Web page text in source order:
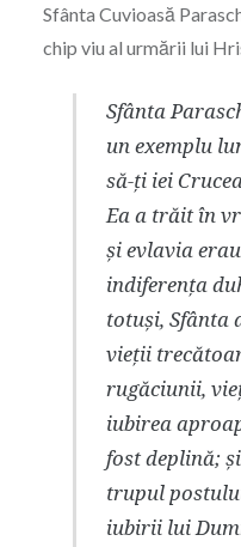
Sfânta Cuvioasă
chip viu al urmării lui
Sfânta
un exemplu
să-ți iei
Ea a trăit în
și evlavia
indiferența
totuși, Sfânta
vieții
rugăciunii,
iubirea
fost deplină;
trupul
iubirii lui